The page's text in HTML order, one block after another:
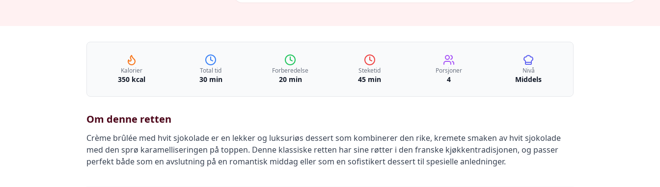
Kalorier
350 kcal
Total tid
30 min
Forberedelse
20 min
Steketid
45 min
Porsjoner
4
Nivå
Middels
Om denne retten
Crème brûlée med hvit sjokolade er en lekker og luksuriøs dessert som kombinerer den rike, kremete smaken av hvit sjokolade
med den sprø karamelliseringen på toppen. Denne klassiske retten har sine røtter i den franske kjøkkentradisjonen, og passer
perfekt både som en avslutning på en romantisk middag eller som en sofistikert dessert til spesielle anledninger.